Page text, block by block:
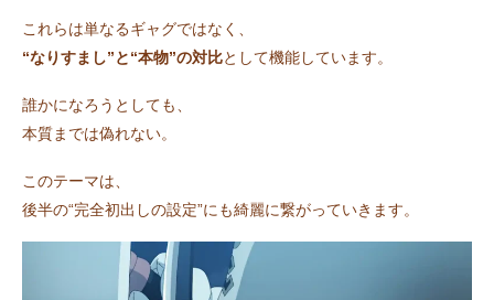
これらは単なるギャグではなく、
“なりすまし”と“本物”の対比として機能しています。
誰かになろうとしても、
本質までは偽れない。
このテーマは、
後半の“完全初出しの設定”にも綺麗に繋がっていきます。